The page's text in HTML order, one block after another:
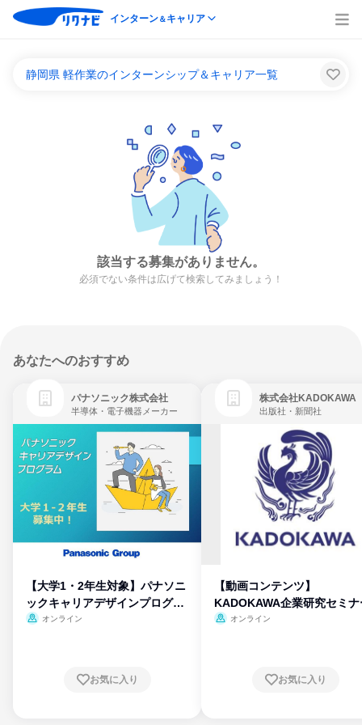
インターン＆キャリア
静岡県 軽作業のインターンシップ＆キャリア一覧
該当する募集がありません。
必須でない条件は広げて検索してみましょう！
あなたへのおすすめ
パナソニック株式会社
半導体・電子機器メーカー
【大学1・2年生対象】パナソニ
ックキャリアデザインプログラ
ム
オンライン
お気に入り
株式会社KADOKAWA
出版社・新聞社
【動画コンテンツ】
KADOKAWA企業研究セミナ
オンライン
お気に入り